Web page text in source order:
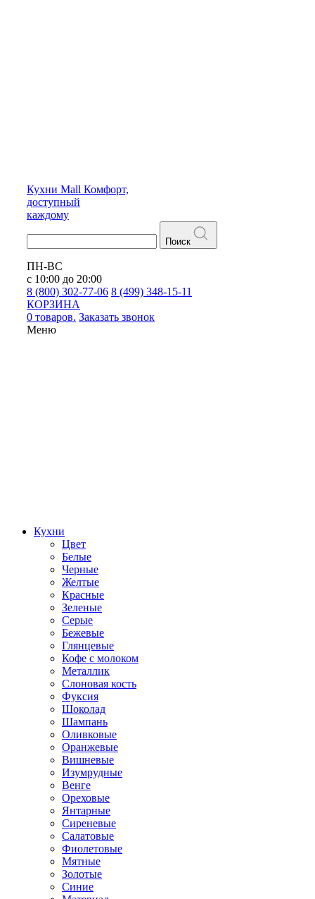
Кухни Mall Комфорт,
доступный
каждому
Поиск
ПН-ВС
с 10:00 до 20:00
8 (800) 302-77-06 8 (499) 348-15-11
КОРЗИНА
0 товаров. Заказать звонок
Меню
Кухни
Цвет
Белые
Черные
Желтые
Красные
Зеленые
Серые
Бежевые
Глянцевые
Кофе с молоком
Металлик
Слоновая кость
Фуксия
Шоколад
Шампань
Оливковые
Оранжевые
Вишневые
Изумрудные
Венге
Ореховые
Янтарные
Сиреневые
Салатовые
Фиолетовые
Мятные
Золотые
Синие